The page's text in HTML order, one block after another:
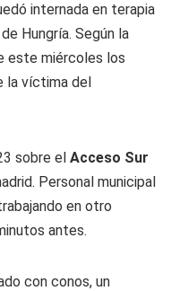
internada en terapia
Hungría. Según la
este miércoles los
la víctima del
sobre el Acceso Sur
Personal municipal
en otro
antes.
con conos, un